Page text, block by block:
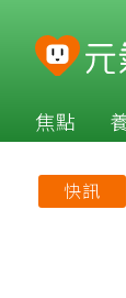
焦點
快訊